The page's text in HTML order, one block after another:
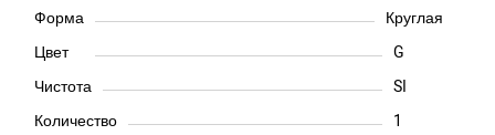
Форма
Круглая
Цвет
G
Чистота
SI
Количество
1